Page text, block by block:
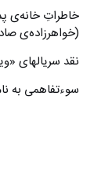
خاطراتِ خانه‌ی
(خواهرزاده‌ی
نقد سریالهای
سوءتفاهمی به